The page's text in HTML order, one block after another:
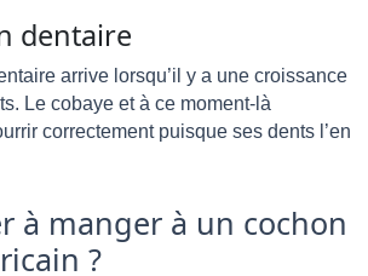
dentaire
arrive lorsqu’il y a une croissance
Le cobaye et à ce moment-là
correctement puisque ses dents l’en
à manger à un cochon
?